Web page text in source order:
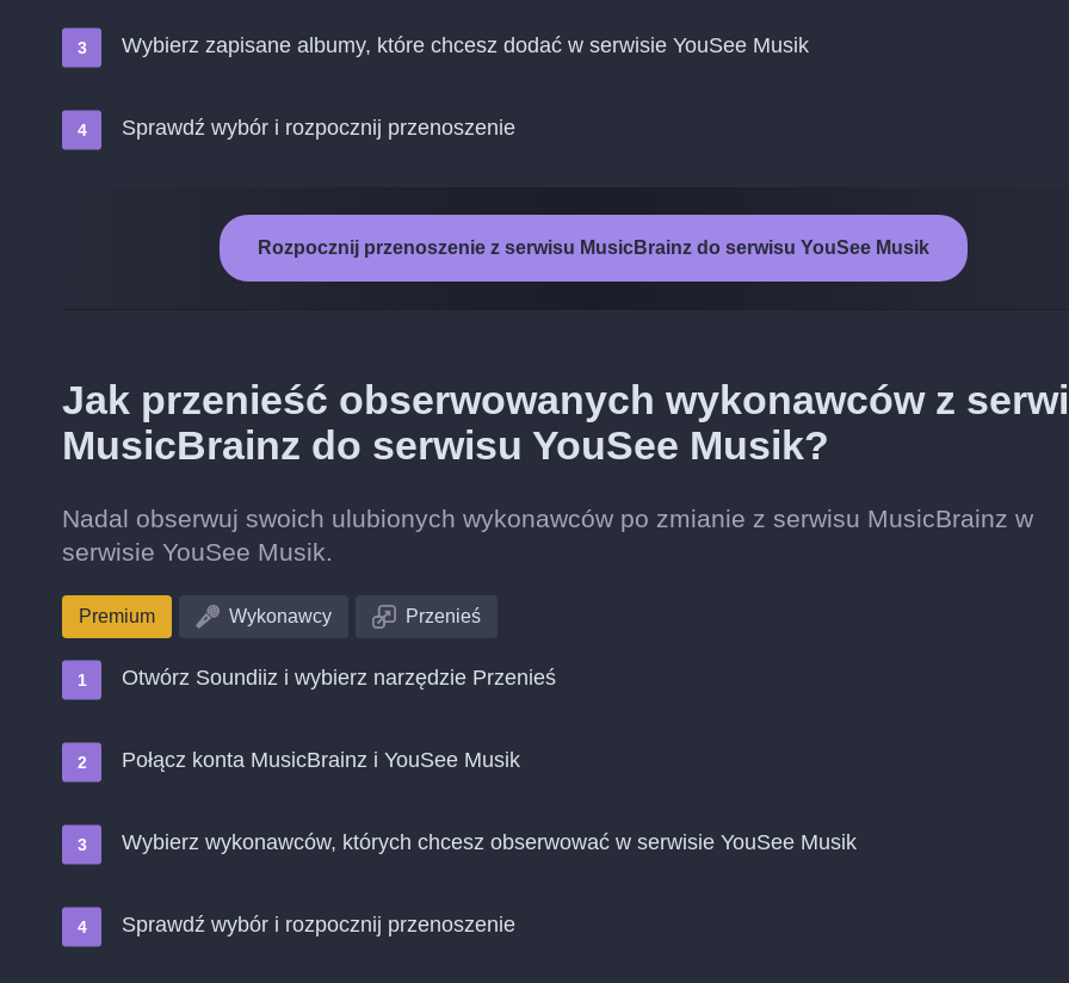
Wybierz zapisane albumy, które chcesz dodać w serwisie YouSee Musik
Sprawdź wybór i rozpocznij przenoszenie
Rozpocznij przenoszenie z serwisu MusicBrainz do serwisu YouSee Musik
Jak przenieść obserwowanych wykonawców z
MusicBrainz do serwisu YouSee Musik?
Nadal obserwuj swoich ulubionych wykonawców po zmianie z serwisu MusicBrainz w
serwisie YouSee Musik.
Premium Wykonawcy Przenieś
Otwórz Soundiiz i wybierz narzędzie Przenieś
Połącz konta MusicBrainz i YouSee Musik
Wybierz wykonawców, których chcesz obserwować w serwisie YouSee Musik
Sprawdź wybór i rozpocznij przenoszenie